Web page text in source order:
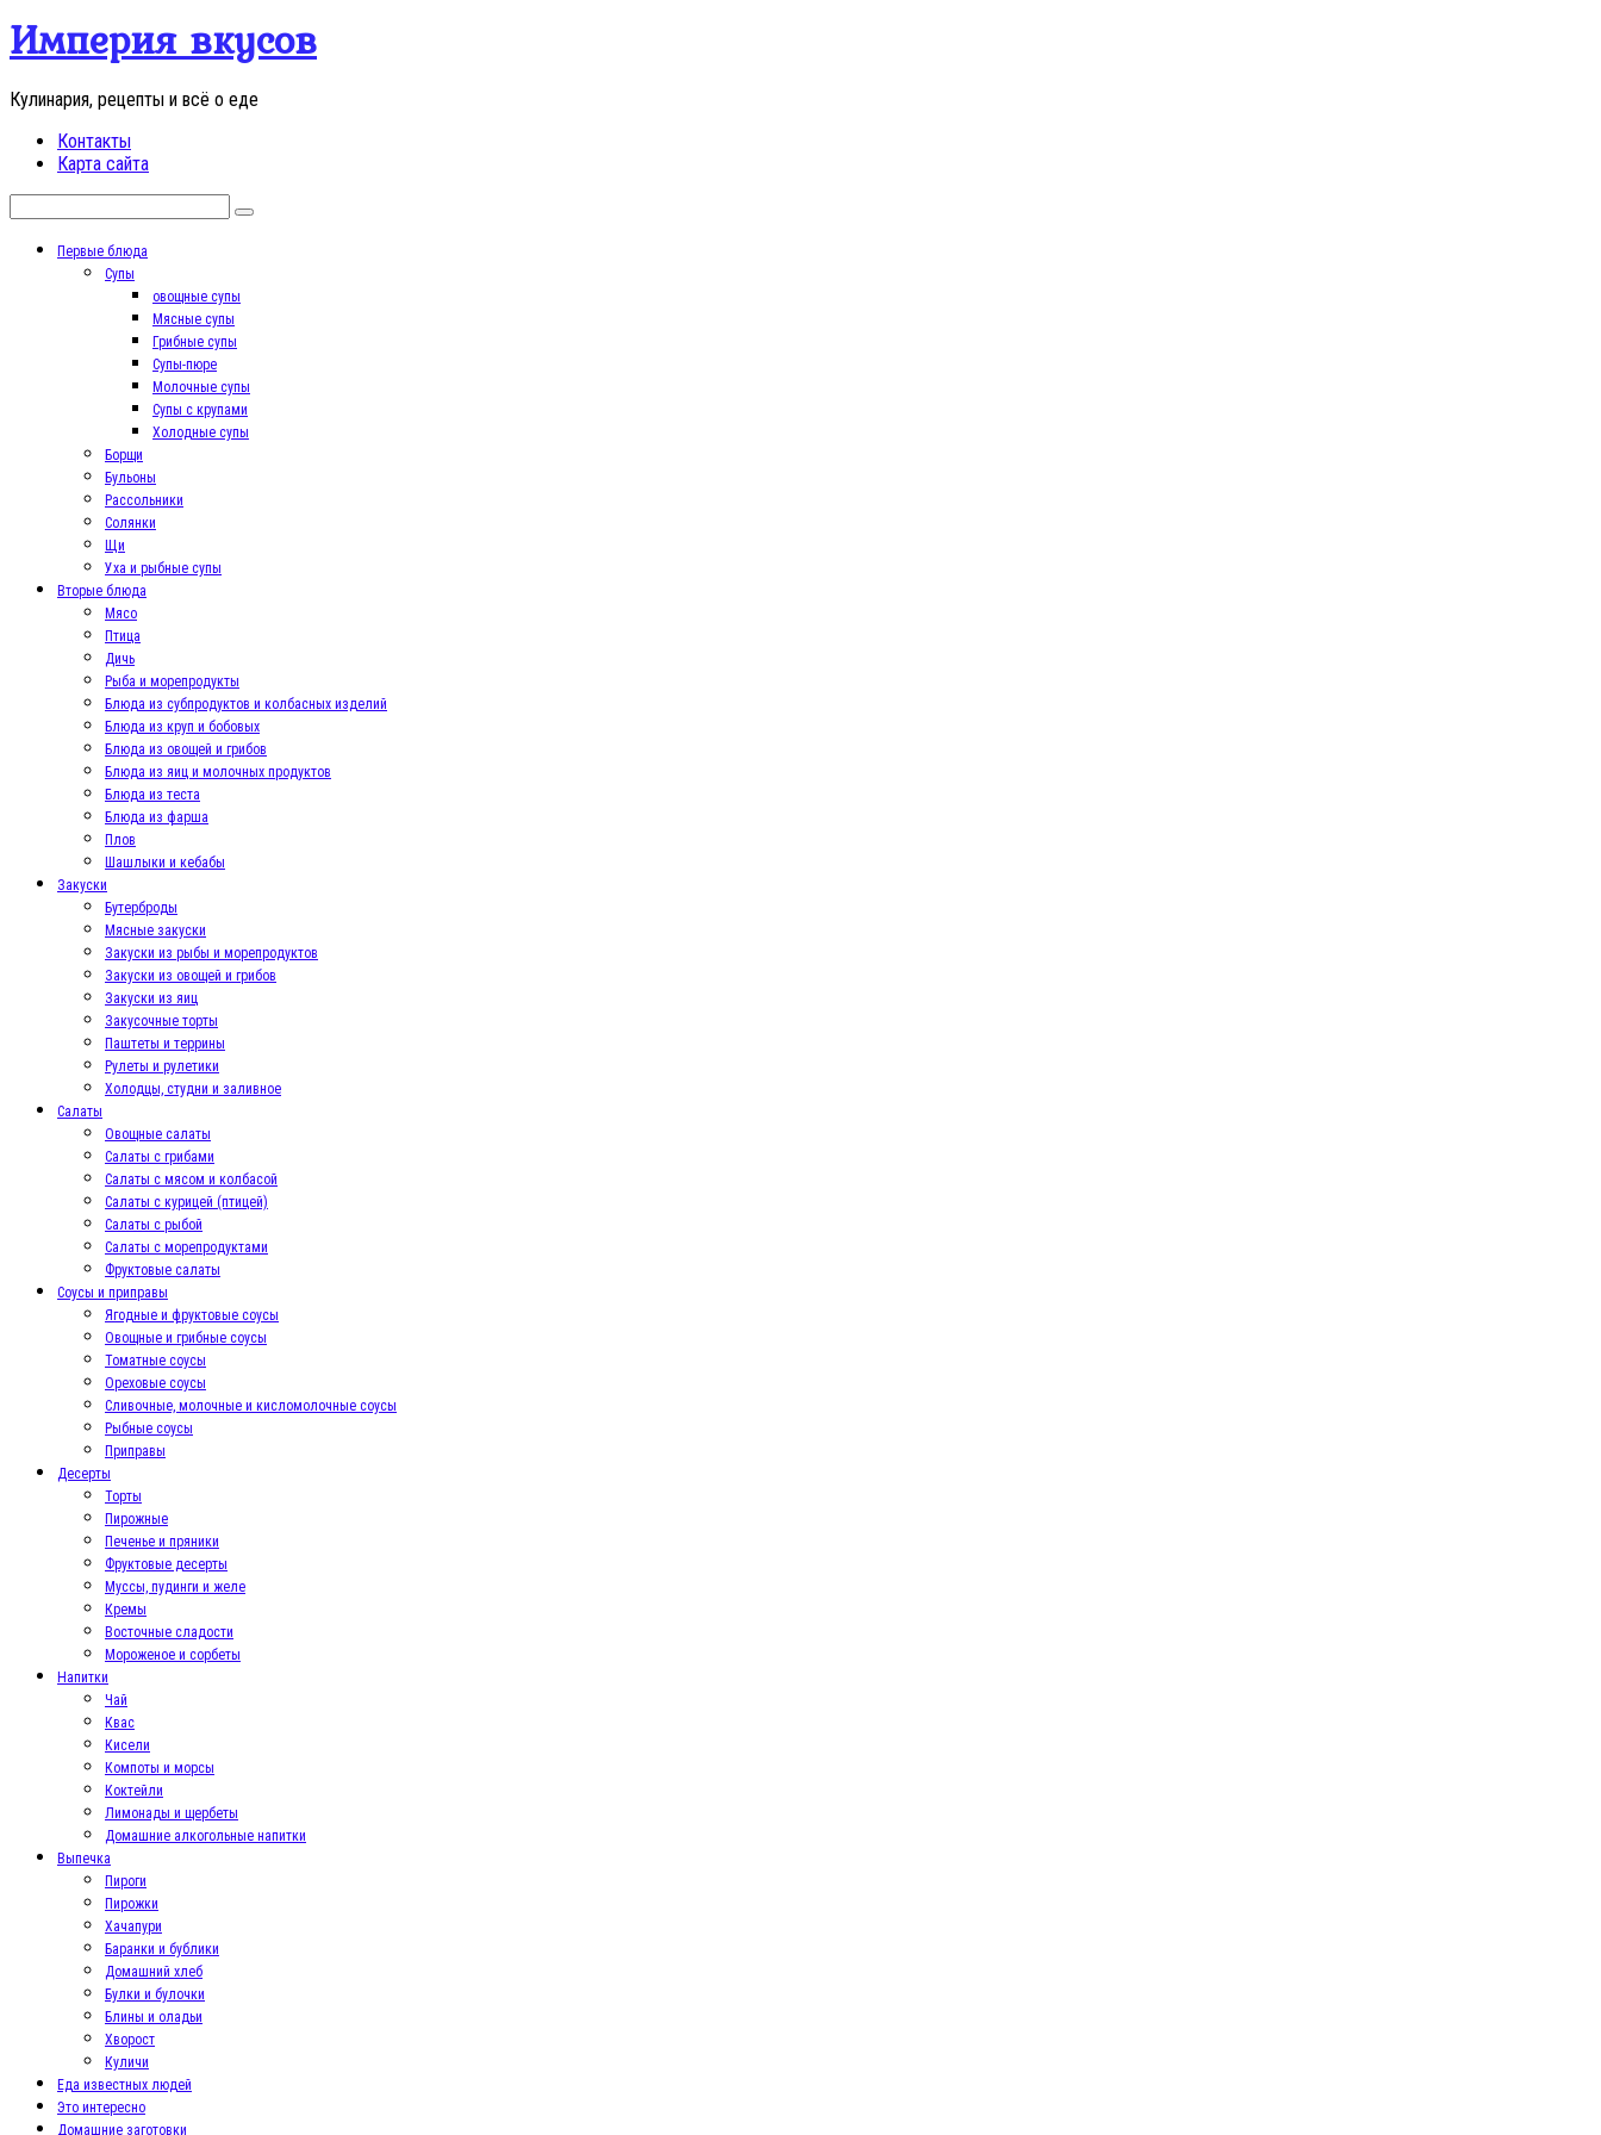
Перейти
контенту
Империя вкусов
Кулинария, рецепты и всё о еде
Контакты
Карта сайта
Первые блюда
Супы
овощные супы
Мясные супы
Грибные супы
Супы-пюре
Молочные супы
Супы с крупами
Холодные супы
Борщи
Бульоны
Рассольники
Солянки
Щи
Уха и рыбные супы
Вторые блюда
Мясо
Птица
Дичь
Рыба и морепродукты
Блюда из субпродуктов и колбасных изделий
Блюда из круп и бобовых
Блюда из овощей и грибов
Блюда из яиц и молочных продуктов
Блюда из теста
Блюда из фарша
Плов
Шашлыки и кебабы
Закуски
Бутерброды
Мясные закуски
Закуски из рыбы и морепродуктов
Закуски из овощей и грибов
Закуски из яиц
Закусочные торты
Паштеты и террины
Рулеты и рулетики
Холодцы, студни и заливное
Салаты
Овощные салаты
Салаты с грибами
Салаты с мясом и колбасой
Салаты с курицей (птицей)
Салаты с рыбой
Салаты с морепродуктами
Фруктовые салаты
Соусы и приправы
Ягодные и фруктовые соусы
Овощные и грибные соусы
Томатные соусы
Ореховые соусы
Сливочные, молочные и кисломолочные соусы
Рыбные соусы
Приправы
Десерты
Торты
Пирожные
Печенье и пряники
Фруктовые десерты
Муссы, пудинги и желе
Кремы
Восточные сладости
Мороженое и сорбеты
Напитки
Чай
Квас
Кисели
Компоты и морсы
Коктейли
Лимонады и щербеты
Домашние алкогольные напитки
Выпечка
Пироги
Пирожки
Хачапури
Баранки и бублики
Домашний хлеб
Булки и булочки
Блины и оладьи
Хворост
Куличи
Еда известных людей
Это интересно
Домашние заготовки